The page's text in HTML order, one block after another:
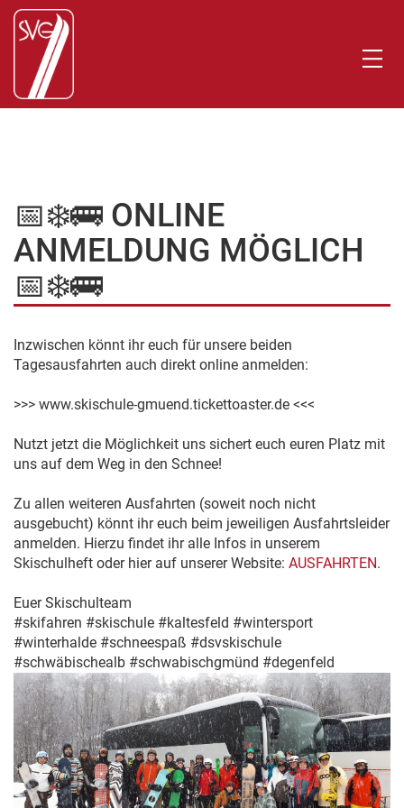
📅❄️🚌 ONLINE
ANMELDUNG MÖGLICH
📅❄️🚌
Inzwischen könnt ihr euch für unsere beiden
Tagesausfahrten auch direkt online anmelden:
>>> www.skischule-gmuend.tickettoaster.de <<<
Nutzt jetzt die Möglichkeit uns sichert euch euren Platz mit
uns auf dem Weg in den Schnee!
Zu allen weiteren Ausfahrten (soweit noch nicht
ausgebucht) könnt ihr euch beim jeweiligen Ausfahrtsleider
anmelden. Hierzu findet ihr alle Infos in unserem
Skischulheft oder hier auf unserer Website: AUSFAHRTEN.
Euer Skischulteam
#skifahren #skischule #kaltesfeld #wintersport
#winterhalde #schneespaß #dsvskischule
#schwäbischealb #schwabischgmünd #degenfeld